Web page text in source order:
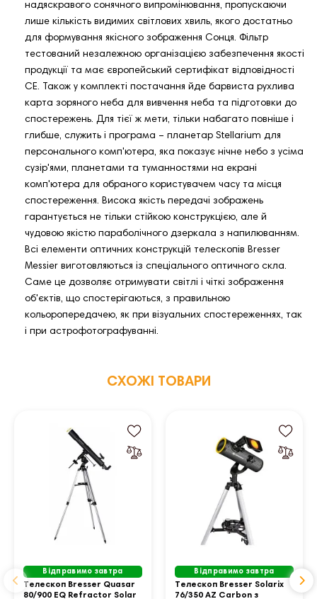
надяскравого сонячного випромінювання, пропускаючи
лише кількість видимих світлових хвиль, якого достатньо
для формування якісного зображення Сонця. Фільтр
тестований незалежною організацією забезпечення якості
продукції та має європейський сертифікат відповідності
CE. Також у комплекті постачання йде барвиста рухлива
карта зоряного неба для вивчення неба та підготовки до
спостережень. Для тієї ж мети, тільки набагато повніше і
глибше, служить і програма – планетар Stellarium для
персонального комп'ютера, яка показує нічне небо з усіма
сузір'ями, планетами та туманностями на екрані
комп'ютера для обраного користувачем часу та місця
спостереження. Висока якість передачі зображень
гарантується не тільки стійкою конструкцією, але й
чудовою якістю параболічного дзеркала з напилюванням.
Всі елементи оптичних конструкцій телескопів Bresser
Messier виготовляються із спеціального оптичного скла.
Саме це дозволяє отримувати світлі і чіткі зображення
об'єктів, що спостерігаються, з правильною
кольоропередачею, як при візуальних спостереженнях, так
і при астрофотографуванні.
СХОЖІ ТОВАРИ
Відправимо завтра
Телескоп Bresser Quasar
80/900 EQ Refractor Solar
Відправимо завтра
Телескоп Bresser Solarix
76/350 AZ Carbon з